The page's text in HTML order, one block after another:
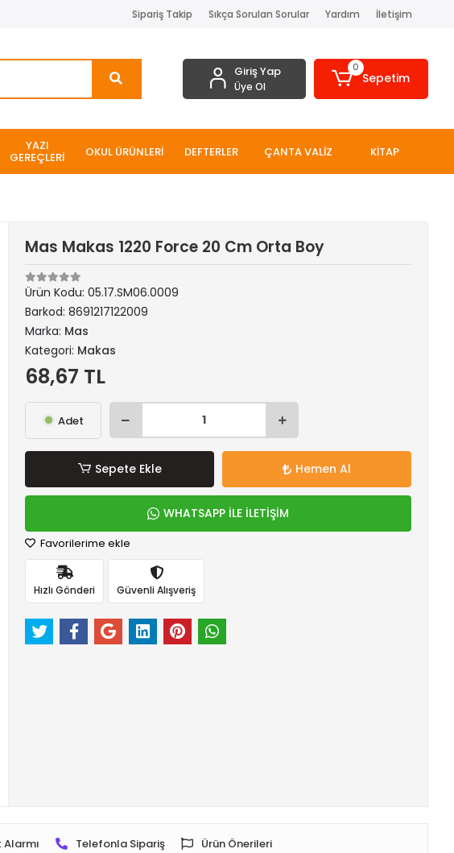
Sipariş Takip Sıkça Sorulan Sorular Yardım İletişim
Giriş Yap
Üye Ol
0
Sepetim
YAZI
GEREÇLERİ OKUL ÜRÜNLERİ DEFTERLER ÇANTA VALİZ KİTAP
Mas Makas 1220 Force 20 Cm Orta Boy
Ürün Kodu:05.17.SM06.0009
Barkod:8691217122009
Marka: Mas
Kategori: Makas
68,67 TL
Adet
Sepete Ekle Hemen Al
WHATSAPP İLE İLETİŞİM
Favorilerime ekle
Hızlı Gönderi Güvenli Alışveriş
Alarmı Telefonla Sipariş Ürün Önerileri